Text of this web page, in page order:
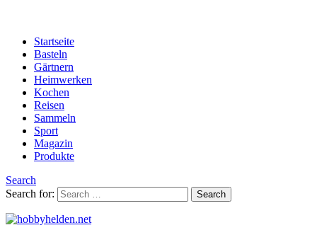
Startseite
Basteln
Gärtnern
Heimwerken
Kochen
Reisen
Sammeln
Sport
Magazin
Produkte
Search
Search for:
Search